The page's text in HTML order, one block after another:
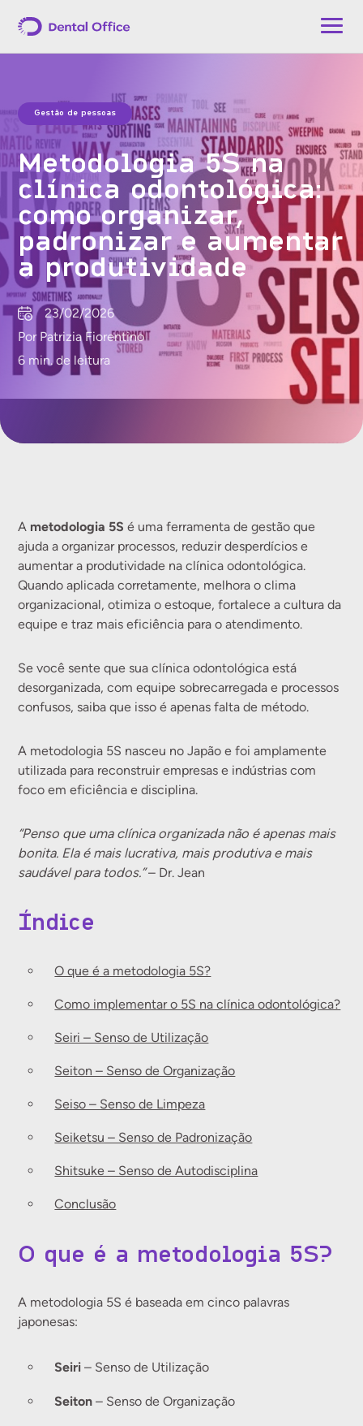
Gestão de pessoas
Metodologia 5S na
clínica odontológica:
como organizar,
padronizar e aumentar
a produtividade
23/02/2026
Por Patrizia Fiorentino
6 min. de leitura
A metodologia 5S é uma ferramenta de gestão que
ajuda a organizar processos, reduzir desperdícios e
aumentar a produtividade na clínica odontológica.
Quando aplicada corretamente, melhora o clima
organizacional, otimiza o estoque, fortalece a cultura da
equipe e traz mais eficiência para o atendimento.
Se você sente que sua clínica odontológica está
desorganizada, com equipe sobrecarregada e processos
confusos, saiba que isso é apenas falta de método.
A metodologia 5S nasceu no Japão e foi amplamente
utilizada para reconstruir empresas e indústrias com
foco em eficiência e disciplina.
“Penso que uma clínica organizada não é apenas mais
bonita. Ela é mais lucrativa, mais produtiva e mais
saudável para todos.”– Dr. Jean
Índice
O que é a metodologia 5S?
Como implementar o 5S na clínica odontológica?
Seiri – Senso de Utilização
Seiton – Senso de Organização
Seiso – Senso de Limpeza
Seiketsu – Senso de Padronização
Shitsuke – Senso de Autodisciplina
Conclusão
O que é a metodologia 5S?
A metodologia 5S é baseada em cinco palavras
japonesas:
Seiri – Senso de Utilização
Seiton – Senso de Organização